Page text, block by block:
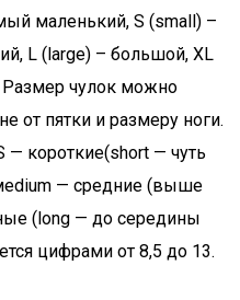
маленький, S (small) –
L (large) – большой, XL
чулок можно
от пятки и размеру ноги.
— короткие(short — чуть
— средние (выше
(long — до середины
цифрами от 8,5 до 13.